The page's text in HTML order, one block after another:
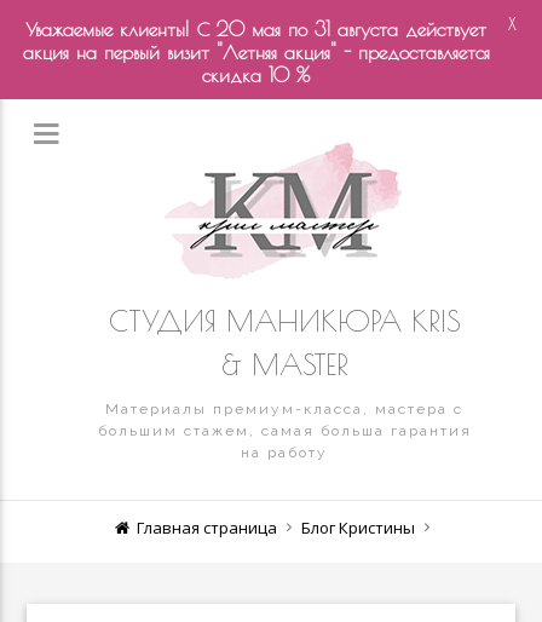
СТУДИЯ МАНИКЮРА KRIS
& MASTER
Материалы премиум-класса, мастера с
большим стажем, самая больша гарантия
на работу
Главная страница Блог Кристины
Уважаемые клиенты! С 20 мая по 31 августа действует
акция на первый визит "Летняя акция" - предоставляется
скидка 10 %
X